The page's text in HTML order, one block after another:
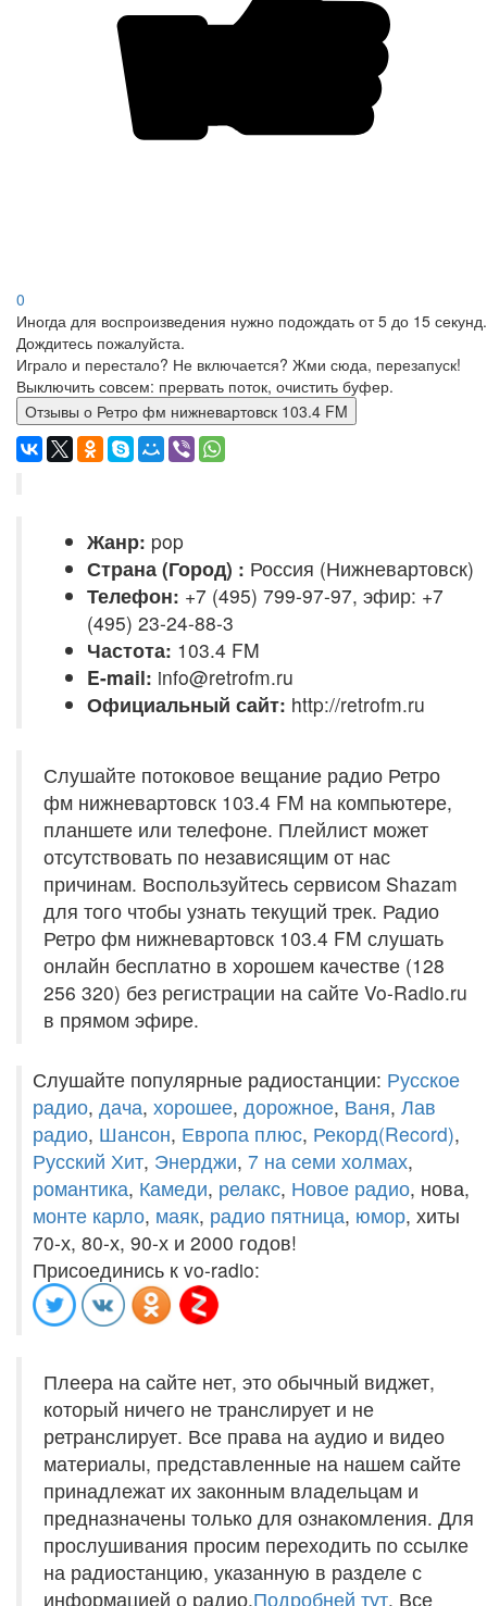
0
Иногда для воспроизведения нужно подождать от 5 до 15 секунд.
Дождитесь пожалуйста.
Играло и перестало? Не включается? Жми сюда, перезапуск!
Выключить совсем: прервать поток, очистить буфер.
Отзывы о Ретро фм нижневартовск 103.4 FM
Жанр: pop
Страна (Город) : Россия (Нижневартовск)
Телефон: +7 (495) 799-97-97, эфир: +7
(495) 23-24-88-3
Частота: 103.4 FM
E-mail: info@retrofm.ru
Официальный сайт: http://retrofm.ru
Слушайте потоковое вещание радио Ретро
фм нижневартовск 103.4 FM на компьютере,
планшете или телефоне. Плейлист может
отсутствовать по независящим от нас
причинам. Воспользуйтесь сервисом Shazam
для того чтобы узнать текущий трек. Радио
Ретро фм нижневартовск 103.4 FM слушать
онлайн бесплатно в хорошем качестве (128
256 320) без регистрации на сайте Vo-Radio.ru
в прямом эфире.
Слушайте популярные радиостанции: Русское
радио, дача, хорошее, дорожное, Ваня, Лав
радио, Шансон, Европа плюс, Рекорд(Record),
Русский Хит, Энерджи, 7 на семи холмах,
романтика, Камеди, релакс, Новое радио, нова,
монте карло, маяк, радио пятница, юмор, хиты
70-х, 80-х, 90-х и 2000 годов!
Присоединись к vo-radio:
Плеера на сайте нет, это обычный виджет,
который ничего не транслирует и не
ретранслирует. Все права на аудио и видео
материалы, представленные на нашем сайте
принадлежат их законным владельцам и
предназначены только для ознакомления. Для
прослушивания просим переходить по ссылке
на радиостанцию, указанную в разделе с
информацией о радио.Подробней тут. Все